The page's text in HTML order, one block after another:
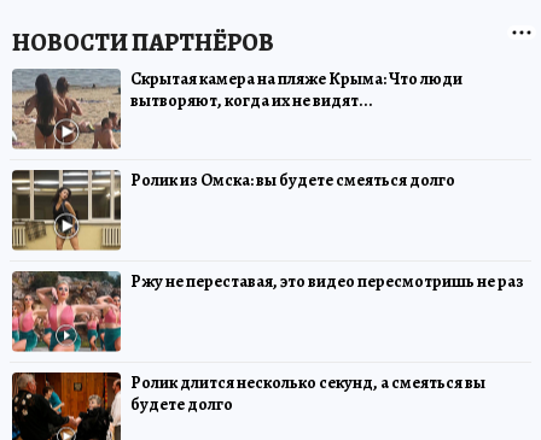
Скрытая камера на пляже Крыма: Что люди
вытворяют, когда их не видят...
Ролик из Омска: вы будете смеяться долго
Ржу не переставая, это видео пересмотришь не раз
Ролик длится несколько секунд, а смеяться вы
будете долго